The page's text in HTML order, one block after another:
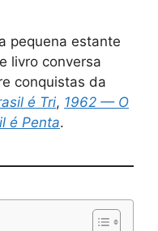
pequena estante
livro conversa
conquistas da
é Tri, 1962 — O
é Penta.